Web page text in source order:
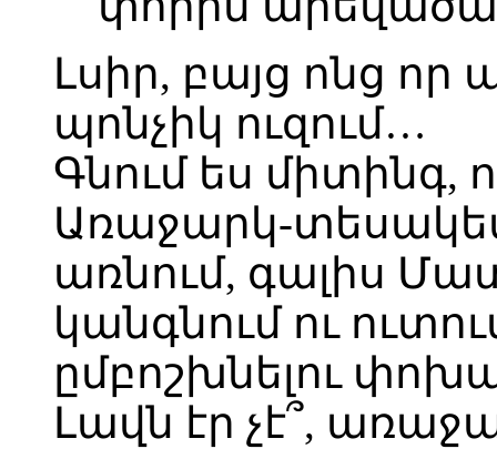
Լսիր, բայց ոնց
պոնչիկ ուզում…
Գնում ես միտինգ,
Առաջարկ-
առնում, գալիս
կանգնում ու
ըմբոշխնելու
Լավն էր չէ՞,